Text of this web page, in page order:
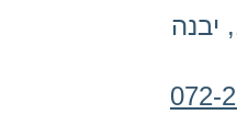
072-